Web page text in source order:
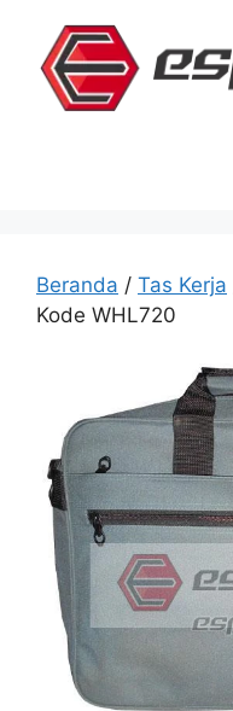
Beranda / Tas Kerja
Kode WHL720